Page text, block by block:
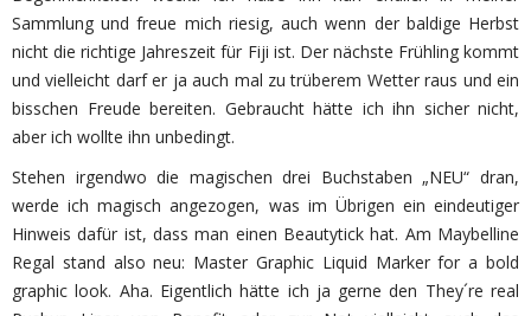
Sammlung und freue mich riesig, auch wenn der baldige Herbst
nicht die richtige Jahreszeit für Fiji ist. Der nächste Frühling kommt
und vielleicht darf er ja auch mal zu trüberem Wetter raus und ein
bisschen Freude bereiten. Gebraucht hätte ich ihn sicher nicht,
aber ich wollte ihn unbedingt.
Stehen irgendwo die magischen drei Buchstaben „NEU“ dran,
werde ich magisch angezogen, was im Übrigen ein eindeutiger
Hinweis dafür ist, dass man einen Beautytick hat. Am Maybelline
Regal stand also neu: Master Graphic Liquid Marker for a bold
graphic look. Aha. Eigentlich hätte ich ja gerne den They´re real